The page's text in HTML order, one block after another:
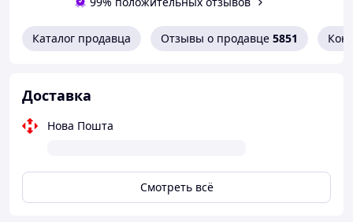
они не подсохнут.
Противопоказания
препарата. Не применять одновременно с
другими антисептическими растворами
Каталог продавца Отзывы о продавце 5851
Доставка
Нова Пошта
Смотреть всё